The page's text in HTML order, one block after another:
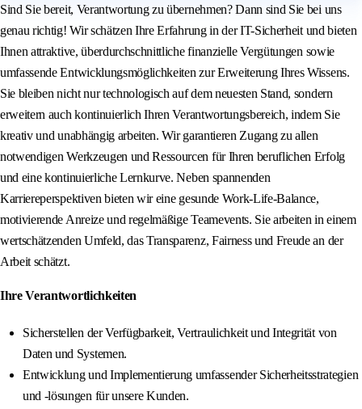
Sind Sie bereit, Verantwortung zu übernehmen? Dann sind Sie bei uns
genau richtig! Wir schätzen Ihre Erfahrung in der IT-Sicherheit und bieten
Ihnen attraktive, überdurchschnittliche finanzielle Vergütungen sowie
umfassende Entwicklungsmöglichkeiten zur Erweiterung Ihres Wissens.
Sie bleiben nicht nur technologisch auf dem neuesten Stand, sondern
erweitern auch kontinuierlich Ihren Verantwortungsbereich, indem Sie
kreativ und unabhängig arbeiten. Wir garantieren Zugang zu allen
notwendigen Werkzeugen und Ressourcen für Ihren beruflichen Erfolg
und eine kontinuierliche Lernkurve. Neben spannenden
Karriereperspektiven bieten wir eine gesunde Work-Life-Balance,
motivierende Anreize und regelmäßige Teamevents. Sie arbeiten in einem
wertschätzenden Umfeld, das Transparenz, Fairness und Freude an der
Arbeit schätzt.
Ihre Verantwortlichkeiten
Sicherstellen der Verfügbarkeit, Vertraulichkeit und Integrität von
Daten und Systemen.
Entwicklung und Implementierung umfassender Sicherheitsstrategien
und -lösungen für unsere Kunden.